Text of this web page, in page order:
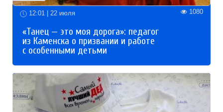
12:01 | 22 июля 1080
«Танец — это моя дорога»: педагог
из Каменска о призвании и работе
с особенными детьми